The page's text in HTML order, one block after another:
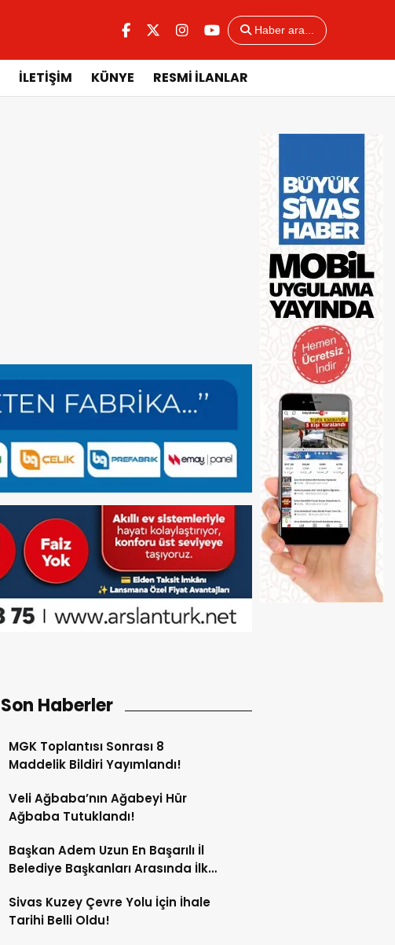
Haber ara...
İLETİŞİM KÜNYE RESMİ İLANLAR
Son Haberler
MGK Toplantısı Sonrası 8
Maddelik Bildiri Yayımlandı!
Veli Ağbaba’nın Ağabeyi Hür
Ağbaba Tutuklandı!
Başkan Adem Uzun En Başarılı İl
Belediye Başkanları Arasında İlk
Sivas Kuzey Çevre Yolu İçin İhale
Tarihi Belli Oldu!